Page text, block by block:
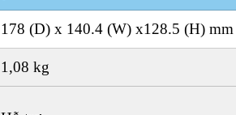
178 (D) x 140.4 (W) x128.5 (H) mm
1,08 kg